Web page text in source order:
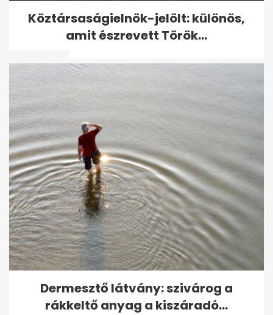
Revans néven indított új
YouTube-műsort a
PestiSrácok volt...
Háromcsapatos csere vinné
Jonathan Kumingát a
Lakershez, itt a terv
Köztársaságielnök-jelölt: különös,
amit észrevett Török...
Dermesztő látvány: szivárog a
rákkeltő anyag a kiszáradó...